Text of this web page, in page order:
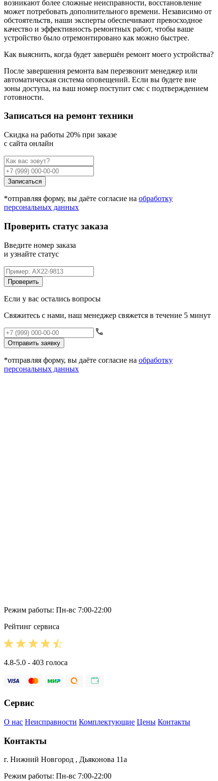
возникают более сложные неисправности, восстановление
может потребовать дополнительного времени. Независимо от
обстоятельств, наши эксперты обеспечивают превосходное
качество и эффективность ремонтных работ, чтобы ваше
устройство было отремонтировано как можно быстрее.
Как выяснить, когда будет завершён ремонт моего устройства?
После завершения ремонта вам перезвонит менеджер или
автоматическая система оповещений. Если вы будете вне
зоны доступа, на ваш номер поступит смс с подтверждением
готовности.
Записаться на ремонт техники
Cкидка на работы 20% при заказе
с сайта онлайн
Записаться
*отправляя форму, вы даёте согласие на обработку
персональных данных
Проверить статус заказа
Введите номер заказа
и узнайте статус
Проверить
Если у вас остались вопросы
Свяжитесь с нами, наш менеджер свяжется в течение 5 минут
Отправить заявку
*отправляя форму, вы даёте согласие на обработку
персональных данных
Режим работы: Пн-вс 7:00-22:00
Рейтинг сервиса
4.8-5.0 - 403 голоса
Сервис
О нас Неисправности Комплектующие Цены Контакты
Контакты
г. Нижний Новгород , Дьяконова 11а
Режим работы: Пн-вс 7:00-22:00